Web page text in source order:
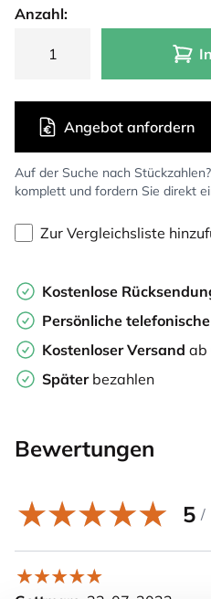
Anzahl:
Auf der Suche nach
komplett und fordern Sie direkt
Angebot anfordern
Zur Vergleichsliste
Kostenlose
Persönliche telefonische
Kostenloser Versand ab
Später bezahlen
Bewertungen
5 /